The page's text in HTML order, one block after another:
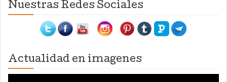
Nuestras Redes Sociales
Actualidad en imagenes